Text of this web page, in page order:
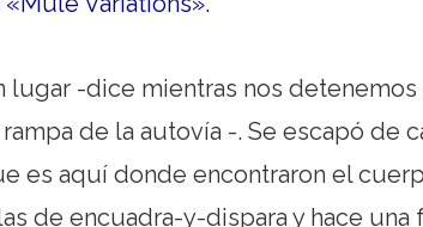
lugar -dice mientras nos
de la autovía -. Se escapó de
es aquí donde encontraron el
de encuadra-y-dispara y hace